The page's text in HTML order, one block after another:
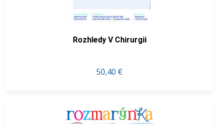
Rozhledy V Chirurgii
50,40 €